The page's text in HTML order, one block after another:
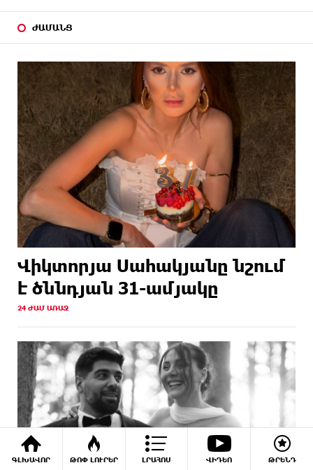
ԳԼԽԱՎՈՐ ԹՈՓ ԼՈՒՐԵՐ ԼՐԱՀՈՍ ՎԻԴԵՈ ԹՐԵՆԴ
ԺԱՄԱՆՑ
Վիկտորյա Սահակյանը նշում
է ծննդյան 31-ամյակը
24 ԺԱՄ ԱՌԱՋ